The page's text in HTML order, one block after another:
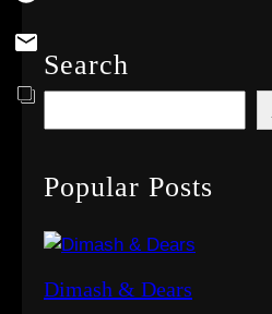
Search
e
r
h
Popular Posts
Dimash & Dears